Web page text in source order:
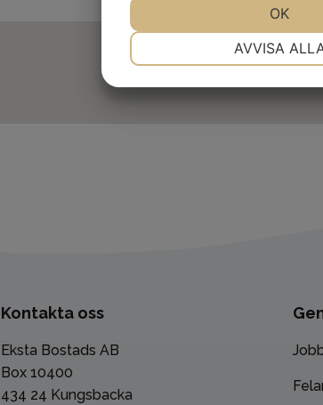
Kontakta oss
Eksta Bostads AB
Box 10400
434 24 Kungsbacka
AVVISA
OK